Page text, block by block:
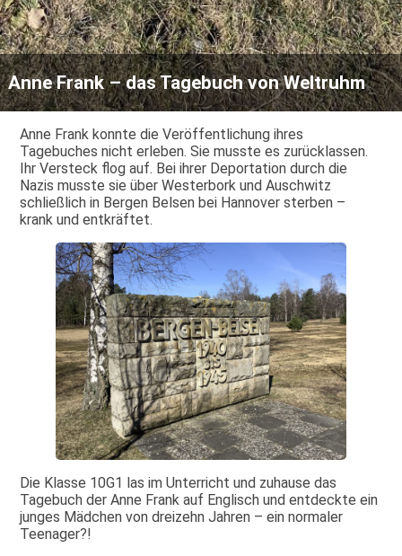
Anne Frank – das Tagebuch von Weltruhm
Anne Frank konnte die Veröffentlichung ihres
Tagebuches nicht erleben. Sie musste es zurücklassen.
Ihr Versteck flog auf. Bei ihrer Deportation durch die
Nazis musste sie über Westerbork und Auschwitz
schließlich in Bergen Belsen bei Hannover sterben –
krank und entkräftet.
Die Klasse 10G1 las im Unterricht und zuhause das
Tagebuch der Anne Frank auf Englisch und entdeckte ein
junges Mädchen von dreizehn Jahren – ein normaler
Teenager?!